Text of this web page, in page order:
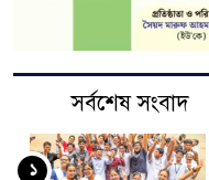
সর্বশেষ সংবাদ
১